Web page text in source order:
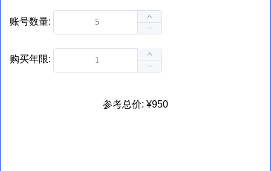
账号数量:
购买年限:
参考总价: ¥950